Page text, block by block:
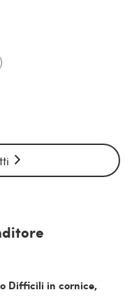
Difficili in cornice,